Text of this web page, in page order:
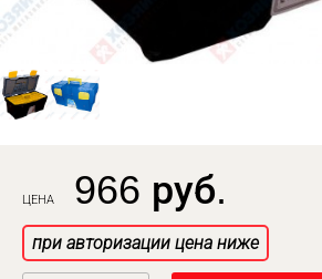
ЦЕНА 966 руб.
при авторизации цена ниже